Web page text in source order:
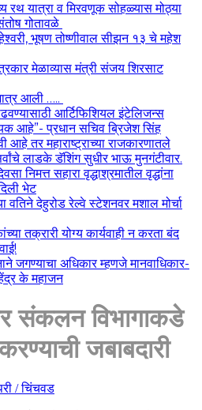
रथ यात्रा व मिरवणूक सोहळ्यास मोठ्या
गोतावळे
भूषण तोष्णीवाल सीझन १३ चे महेश
मेळाव्यास मंत्री संजय शिरसाट
आली …..
आर्टिफिशियल इंटेलिजन्स
आहे”- प्रधान सचिव ब्रिजेश सिंह
तर महाराष्ट्राच्या राजकारणातले
लाडके डॅशिंग सुधीर भाऊ मुनगंटीवार.
निमत्त सहारा वृद्धाश्रमातील वृद्धांना
भेट
वतिने देहुरोड रेल्वे स्टेशनवर मशाल मोर्चा
तक्रारी योग्य कार्यवाही न करता बंद
जगण्याचा अधिकार म्हणजे मानवाधिकार-
के महाजन
संकलन विभागाकडे
जबाबदारी
/ चिंचवड